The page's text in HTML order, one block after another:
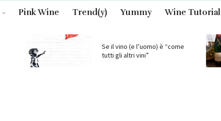
Pink Wine Trend(y) Yummy Wine Tutorial
Se il vino (e l’uomo) è “come
tutti gli altri vini”